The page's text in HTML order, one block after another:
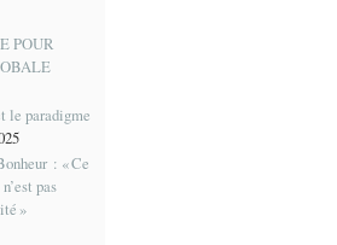
POUR
le paradigme
: « Ce
pas
»